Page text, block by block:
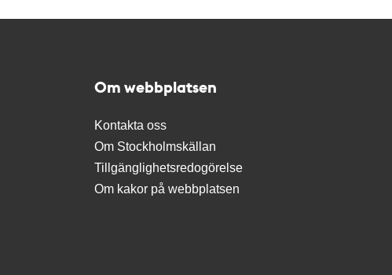
Om webbplatsen
Kontakta oss
Om Stockholmskällan
Tillgänglighetsredogörelse
Om kakor på webbplatsen